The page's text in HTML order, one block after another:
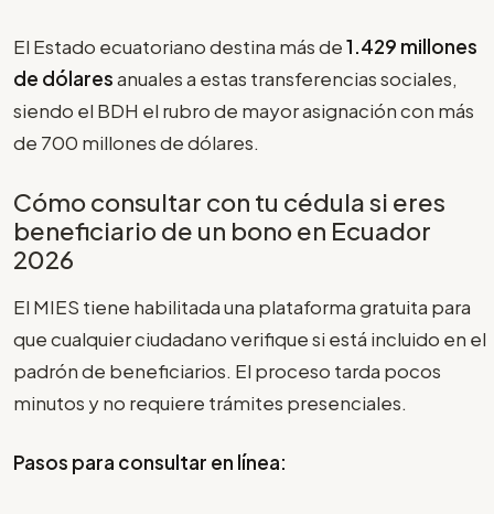
El Estado ecuatoriano destina más de1.429 millones
de dólaresanuales a estas transferencias sociales,
siendo el BDH el rubro de mayor asignación con más
de 700 millones de dólares.
Cómo consultar con tu cédula si eres
beneficiario de un bono en Ecuador
2026
El MIES tiene habilitada una plataforma gratuita para
que cualquier ciudadano verifique si está incluido en el
padrón de beneficiarios. El proceso tarda pocos
minutos y no requiere trámites presenciales.
Pasos para consultar en línea: